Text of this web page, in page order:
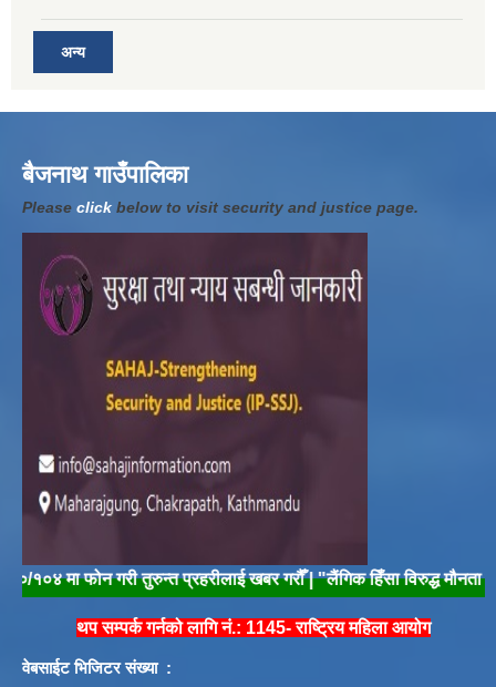
अन्य
बैजनाथ गाउँपालिका
Please click below to visit security and justice page.
मा फोन गरी तुरुन्त प्रहरीलाई खबर गरौँ | "लैंगिक हिँसा विरुद्ध मौनता
थप सम्पर्क गर्नको लागि नं.: 1145- राष्ट्रिय महिला आयोग
वेबसाईट भिजिटर संख्या :